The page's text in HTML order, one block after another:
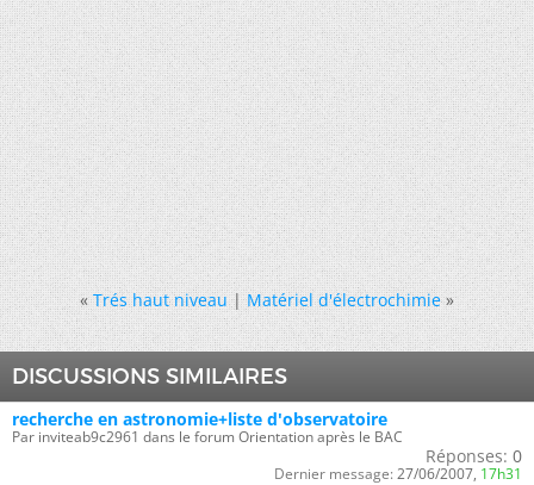
« Trés haut niveau|Matériel d'électrochimie »
DISCUSSIONS SIMILAIRES
recherche en astronomie+liste d'observatoire
Par inviteab9c2961 dans le forum Orientation après le BAC
Réponses: 0
Dernier message: 27/06/2007, 17h31